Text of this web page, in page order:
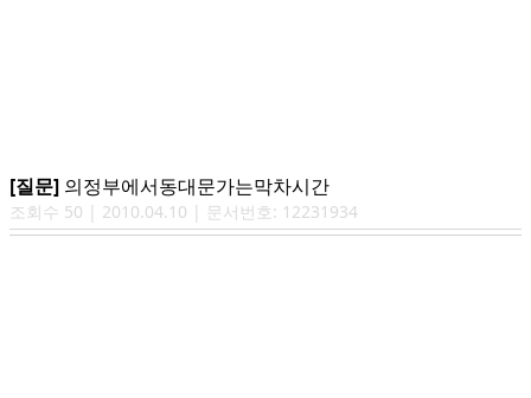
[질문] 의정부에서동대문가는막차시간
조회수 50 | 2010.04.10 | 문서번호: 12231934